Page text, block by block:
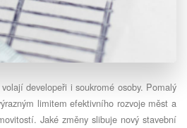
developeři i soukromé osoby. Pomalý
limitem efektivního rozvoje měst a
Jaké změny slibuje nový stavební